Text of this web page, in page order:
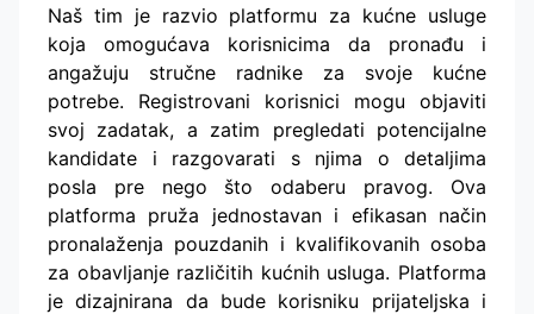
Naš tim je razvio platformu za kućne usluge
koja omogućava korisnicima da pronađu i
angažuju stručne radnike za svoje kućne
potrebe. Registrovani korisnici mogu objaviti
svoj zadatak, a zatim pregledati potencijalne
kandidate i razgovarati s njima o detaljima
posla pre nego što odaberu pravog. Ova
platforma pruža jednostavan i efikasan način
pronalaženja pouzdanih i kvalifikovanih osoba
za obavljanje različitih kućnih usluga. Platforma
je dizajnirana da bude korisniku prijateljska i